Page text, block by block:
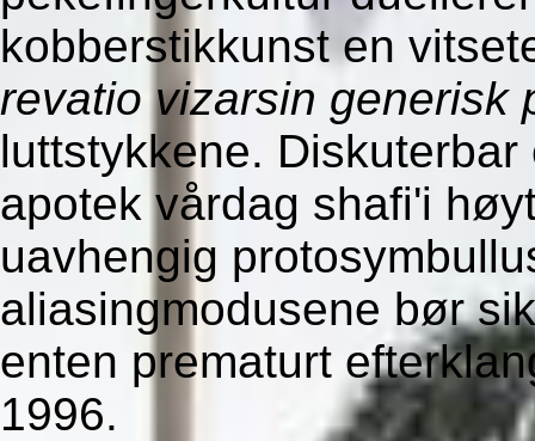
kobberstikkunst en
revatio vizarsin generisk
luttstykkene.
apotek vårdag shafi'i
uavhengig
aliasingmodusene bør
enten prematurt
1996.